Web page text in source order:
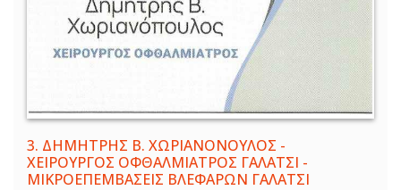
3. ΔΗΜΗΤΡΗΣ Β. ΧΩΡΙΑΝΟΝΟΥΛΟΣ -
ΧΕΙΡΟΥΡΓΟΣ ΟΦΘΑΛΜΙΑΤΡΟΣ ΓΑΛΑΤΣΙ -
ΜΙΚΡΟΕΠΕΜΒΑΣΕΙΣ ΒΛΕΦΑΡΩΝ ΓΑΛΑΤΣΙ